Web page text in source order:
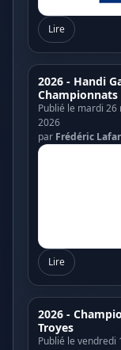
Lire
2026 - Handi
Publié le mardi
2026
par Frédéric
Lire
2026 -
Troyes
Publié le